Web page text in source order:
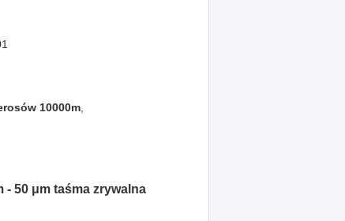
10000m
- 50 μm taśma zrywalna